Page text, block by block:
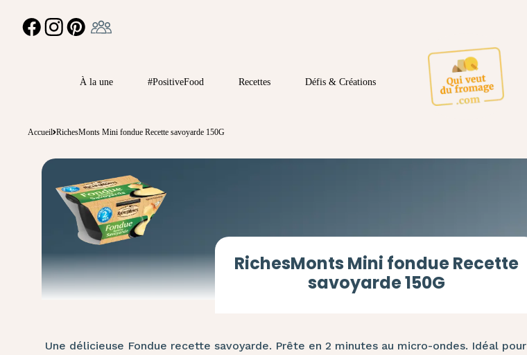
FACEBOOKINSTAGRAMPINTEREST
À la une #PositiveFood Recettes Défis & Créations
Accueil RichesMonts Mini fondue Recette savoyarde 150G
RichesMonts Mini fondue Recette
savoyarde 150G
Une délicieuse Fondue recette savoyarde. Prête en 2 minutes au micro-ondes. Idéal pour